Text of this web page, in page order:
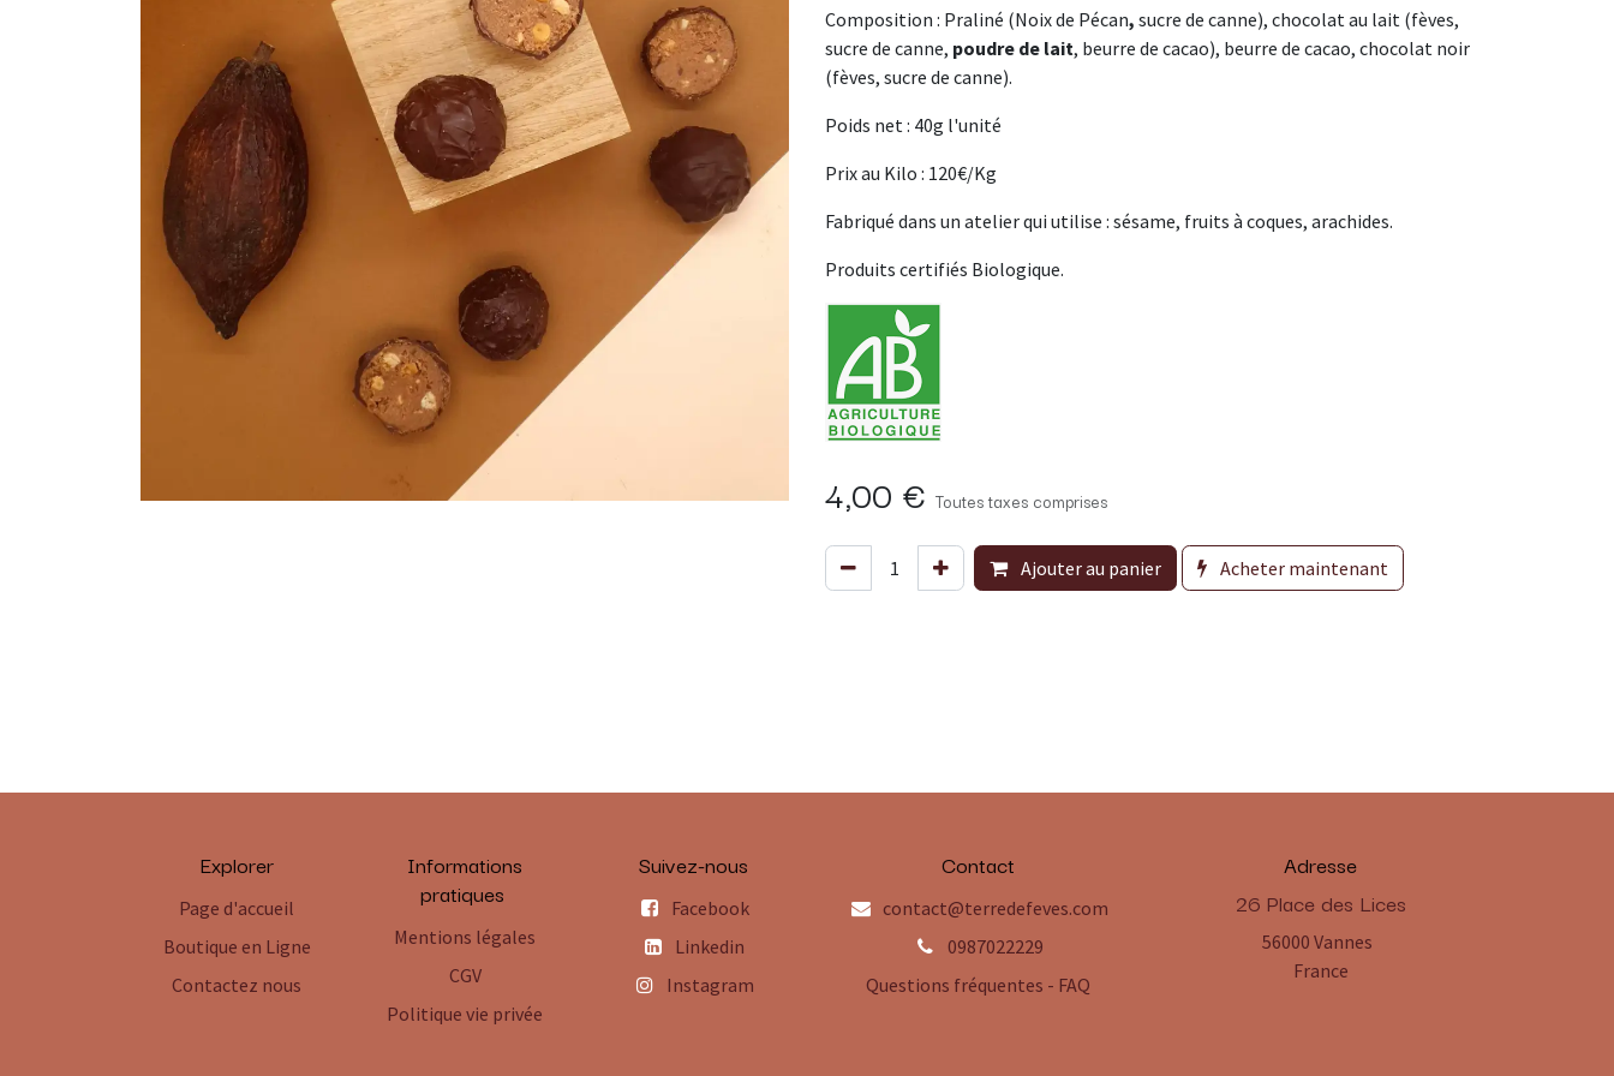
Composition : Praliné (Noix de Pécan, sucre de canne), chocolat au lait (fèves,
sucre de canne, poudre de lait, beurre de cacao), beurre de cacao, chocolat noir
(fèves, sucre de canne).
Poids net : 40g l'unité
Prix au Kilo : 120€/Kg
Fabriqué dans un atelier qui utilise : sésame, fruits à coques, arachides.
Produits certifiés Biologique.
4,00 € Toutes taxes comprises
Ajouter au panier Acheter maintenant
Explorer
Page d'accueil
Boutique en Ligne
Contactez nous
Informations
pratiques
Mentions légales
CGV
Politique vie privée
Suivez-nous
Facebook
Linkedin
Instagram
Contact
contact@terredefeves.com
0987022229
Questions fréquentes - FAQ
Adresse
​26 Place des Lices
56000 Vannes
France